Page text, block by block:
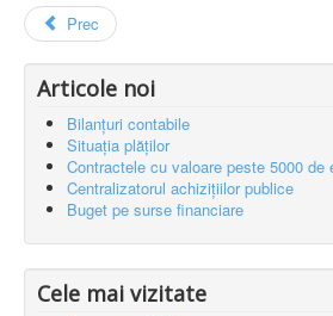
Sunteți aici:
Bilanțuri contabile
Uncategorised
Prec
Articole noi
Bilanțuri contabile
Situația plăților
Contractele cu valoare peste 5000 de
Centralizatorul achizițiilor publice
Buget pe surse financiare
Cele mai vizitate